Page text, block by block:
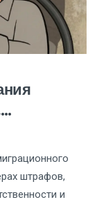
года
штрафов,
и